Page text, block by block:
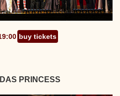
buy tickets
PRINCESS